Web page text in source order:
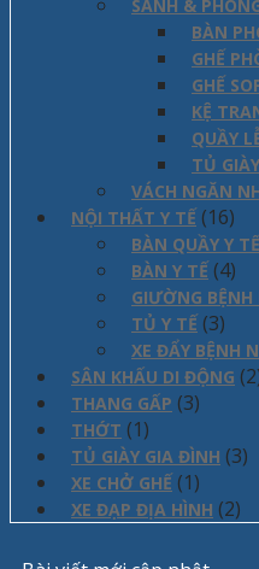
SẢNH &
BÀN
GHẾ
GHẾ
KỆ
QUẦY
TỦ
VÁCH NGĂN
NỘI THẤT Y TẾ (16)
BÀN QUẦY Y TẾ
BÀN Y TẾ (4)
GIƯỜNG BỆNH
TỦ Y TẾ (3)
XE ĐẨY BỆNH
SÂN KHẤU DI ĐỘNG
THANG GẤP (3)
THỚT (1)
TỦ GIÀY GIA ĐÌNH (3)
XE CHỞ GHẾ (1)
XE ĐẠP ĐỊA HÌNH (2)